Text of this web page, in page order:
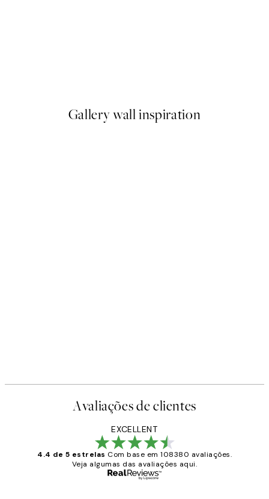
Gallery wall inspiration
Avaliações de clientes
EXCELLENT
4.4 de 5 estrelas Com base em 108380 avaliações.
Veja algumas das avaliações aqui.